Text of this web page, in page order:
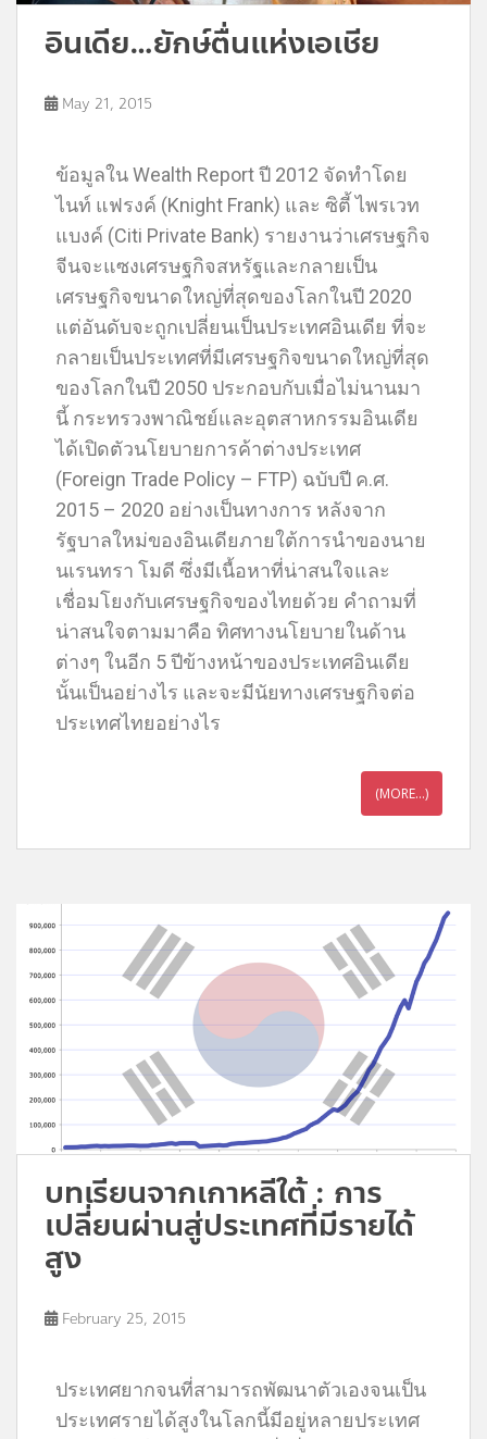
อินเดีย…ยักษ์ตื่นแห่งเอเชีย
May 21, 2015
ข้อมูลใน Wealth Report ปี 2012 จัดทำโดย
ไนท์ แฟรงค์ (Knight Frank) และ ซิตี้ ไพรเวท
แบงค์ (Citi Private Bank) รายงานว่าเศรษฐกิจ
จีนจะแซงเศรษฐกิจสหรัฐและกลายเป็น
เศรษฐกิจขนาดใหญ่ที่สุดของโลกในปี 2020
แต่อันดับจะถูกเปลี่ยนเป็นประเทศอินเดีย ที่จะ
กลายเป็นประเทศที่มีเศรษฐกิจขนาดใหญ่ที่สุด
ของโลกในปี 2050 ประกอบกับเมื่อไม่นานมา
นี้ กระทรวงพาณิชย์และอุตสาหกรรมอินเดีย
ได้เปิดตัวนโยบายการค้าต่างประเทศ
(Foreign Trade Policy – FTP) ฉบับปี ค.ศ.
2015 – 2020 อย่างเป็นทางการ หลังจาก
รัฐบาลใหม่ของอินเดียภายใต้การนำของนาย
นเรนทรา โมดี ซึ่งมีเนื้อหาที่น่าสนใจและ
เชื่อมโยงกับเศรษฐกิจของไทยด้วย คำถามที่
น่าสนใจตามมาคือ ทิศทางนโยบายในด้าน
ต่างๆ ในอีก 5 ปีข้างหน้าของประเทศอินเดีย
นั้นเป็นอย่างไร และจะมีนัยทางเศรษฐกิจต่อ
ประเทศไทยอย่างไร
(MORE…)
บทเรียนจากเกาหลีใต้ : การ
เปลี่ยนผ่านสู่ประเทศที่มีรายได้
สูง
February 25, 2015
ประเทศยากจนที่สามารถพัฒนาตัวเองจนเป็น
ประเทศรายได้สูงในโลกนี้มีอยู่หลายประเทศ